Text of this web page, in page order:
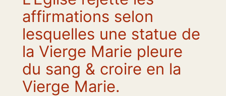
affirmations selon
lesquelles une statue de
la Vierge Marie pleure
du sang & croire en la
Vierge Marie.